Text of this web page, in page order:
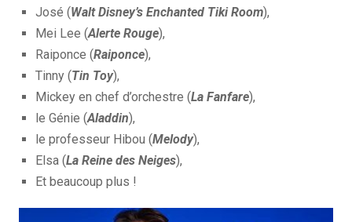
José (Walt Disney’s Enchanted Tiki Room),
Mei Lee (Alerte Rouge),
Raiponce (Raiponce),
Tinny (Tin Toy),
Mickey en chef d’orchestre (La Fanfare),
le Génie (Aladdin),
le professeur Hibou (Melody),
Elsa (La Reine des Neiges),
Et beaucoup plus !